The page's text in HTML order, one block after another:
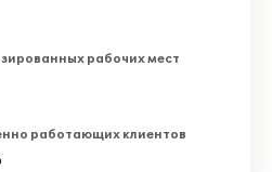
рабочих мест
работающих клиентов